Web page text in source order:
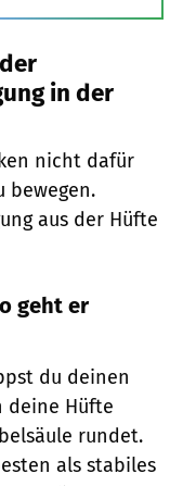
in der
nicht dafür
bewegen.
aus der Hüfte
geht er
du deinen
deine Hüfte
rundet.
als stabiles